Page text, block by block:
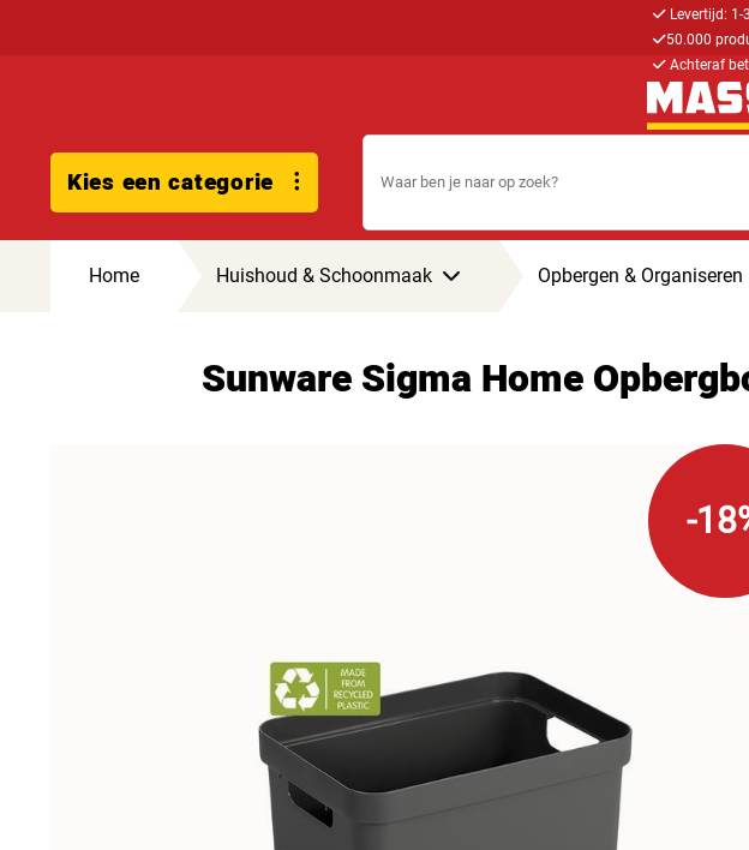
Levertijd:
50.000
Achteraf
Kies een categorie
Home Huishoud & Schoonmaak Opbergen & Organiseren
Sunware Sigma Home
-